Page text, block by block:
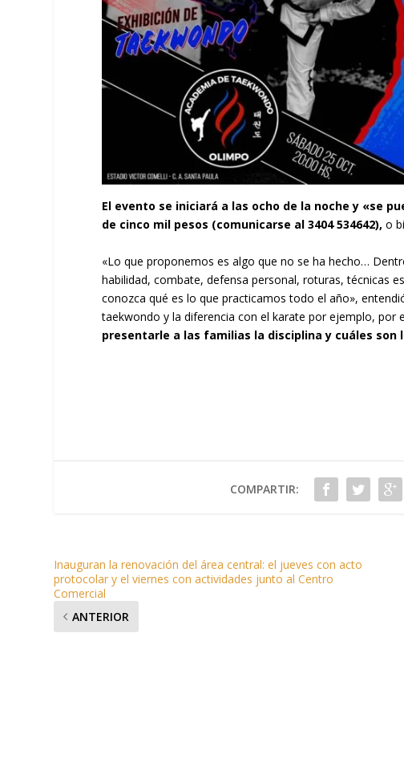
El evento se iniciará a las ocho de la noche y «se
de cinco mil pesos (comunicarse al 3404 534642), o
«Lo que proponemos es algo que no se ha hecho…
habilidad, combate, defensa personal, roturas, técnicas
conozca qué es lo que practicamos todo el año»,
taekwondo y la diferencia con el karate por ejemplo, por
presentarle a las familias la disciplina y cuáles
COMPARTIR:
Inauguran la renovación del área central: el jueves con acto
protocolar y el viernes con actividades junto al Centro
Comercial
ANTERIOR